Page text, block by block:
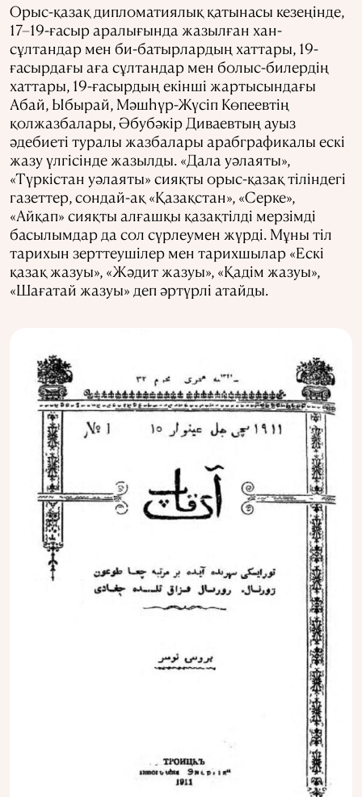
Орыс-қазақ дипломатиялық қатынасы кезеңінде,
17–19-ғасыр аралығында жазылған хан-
сұлтандар мен би-батырлардың хаттары, 19-
ғасырдағы аға сұлтандар мен болыс-билердің
хаттары, 19-ғасырдың екінші жартысындағы
Абай, Ыбырай, Мәшһүр-Жүсіп Көпеевтің
қолжазбалары, Әбубәкір Диваевтың ауыз
әдебиеті туралы жазбалары арабграфикалы ескі
жазу үлгісінде жазылды. «Дала уәлаяты»,
«Түркістан уәлаяты» сияқты орыс-қазақ тіліндегі
газеттер, сондай-ақ «Қазақстан», «Серке»,
«Айқап» сияқты алғашқы қазақтілді мерзімді
басылымдар да сол сүрлеумен жүрді. Мұны тіл
тарихын зерттеушілер мен тарихшылар «Ескі
қазақ жазуы», «Жәдит жазуы», «Қадім жазуы»,
«Шағатай жазуы» деп әртүрлі атайды.